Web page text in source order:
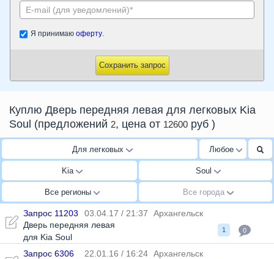
Я принимаю оферту.
Сохранить запрос
Куплю Дверь передняя левая для легковых Kia
Soul (предложений 2, цена от 12600 руб )
Для легковых Любое
Kia Soul
Все регионы Все города
Запрос 11203 03.04.17 / 21:37
Архангельск
Дверь передняя левая
для Kia Soul
1 0
Запрос 6306 22.01.16 / 16:24 Архангельск